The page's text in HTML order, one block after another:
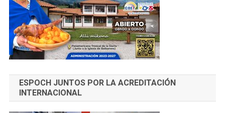
ESPOCH JUNTOS POR LA ACREDITACIÓN
INTERNACIONAL